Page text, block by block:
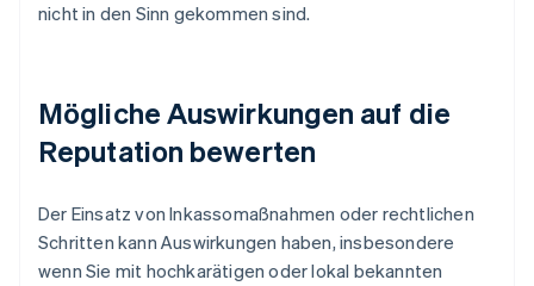
nicht in den Sinn gekommen sind.
Mögliche Auswirkungen auf die
Reputation bewerten
Der Einsatz von Inkassomaßnahmen oder rechtlichen
Schritten kann Auswirkungen haben, insbesondere
wenn Sie mit hochkarätigen oder lokal bekannten